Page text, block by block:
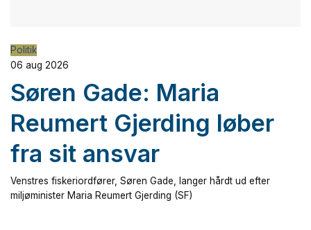
Politik
06 aug 2026
Søren Gade: Maria
Reumert Gjerding løber
fra sit ansvar
Venstres fiskeriordfører, Søren Gade, langer hårdt ud efter
miljøminister Maria Reumert Gjerding (SF)